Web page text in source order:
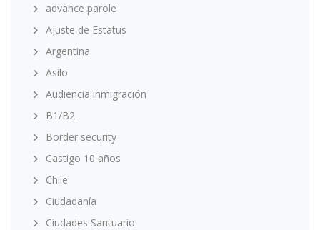
advance parole
Ajuste de Estatus
Argentina
Asilo
Audiencia inmigración
B1/B2
Border security
Castigo 10 años
Chile
Ciudadanía
Ciudades Santuario